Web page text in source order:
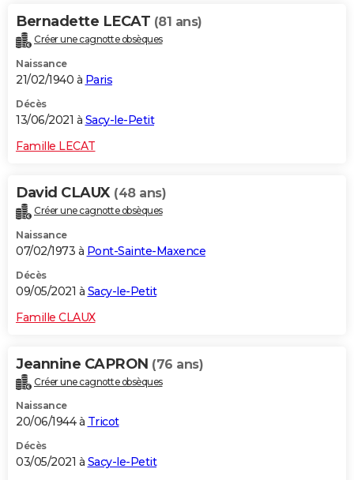
Bernadette LECAT (81 ans)
Créer une cagnotte obsèques
Naissance
21/02/1940 à Paris
Décès
13/06/2021 à Sacy-le-Petit
Famille LECAT
David CLAUX (48 ans)
Créer une cagnotte obsèques
Naissance
07/02/1973 à Pont-Sainte-Maxence
Décès
09/05/2021 à Sacy-le-Petit
Famille CLAUX
Jeannine CAPRON (76 ans)
Créer une cagnotte obsèques
Naissance
20/06/1944 à Tricot
Décès
03/05/2021 à Sacy-le-Petit